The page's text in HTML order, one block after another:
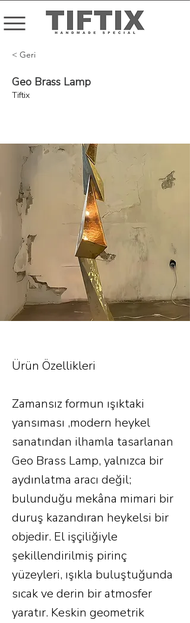
< Geri
Geo Brass Lamp
Tiftix
Ürün Özellikleri
Zamansız formun ışıktaki
yansıması ,modern heykel
sanatından ilhamla tasarlanan
Geo Brass Lamp, yalnızca bir
aydınlatma aracı değil;
bulunduğu mekâna mimari bir
duruş kazandıran heykelsi bir
objedir. El işçiliğiyle
şekillendirilmiş pirinç
yüzeyleri, ışıkla buluştuğunda
sıcak ve derin bir atmosfer
yaratır. Keskin geometrik